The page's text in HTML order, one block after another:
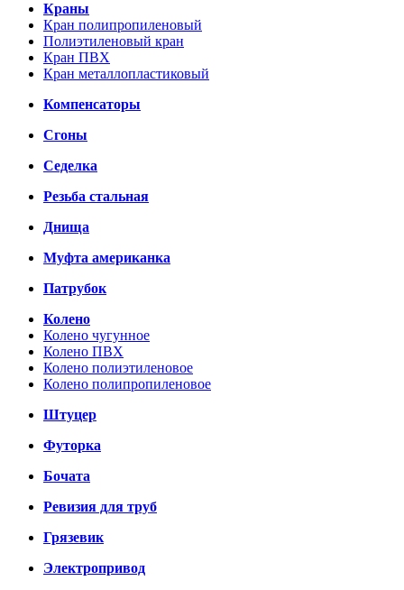
Краны
Кран полипропиленовый
Полиэтиленовый кран
Кран ПВХ
Кран металлопластиковый
Компенсаторы
Сгоны
Седелка
Резьба стальная
Днища
Муфта американка
Патрубок
Колено
Колено чугунное
Колено ПВХ
Колено полиэтиленовое
Колено полипропиленовое
Штуцер
Футорка
Бочата
Ревизия для труб
Грязевик
Электропривод